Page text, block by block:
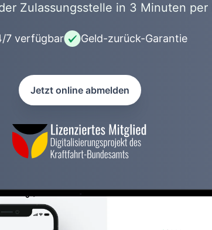
Zulassungsstelle in 3 Minuten per
7 verfügbar Geld-zurück-Garantie
Jetzt online abmelden